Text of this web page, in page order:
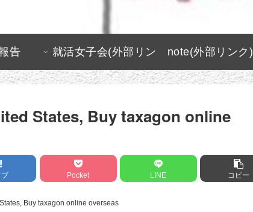
告 就活女子会(外部リン
ク)
note(外部リンク)
States, Buy taxagon online
ブ Pocket LINE コピー
Buy taxagon online overseas